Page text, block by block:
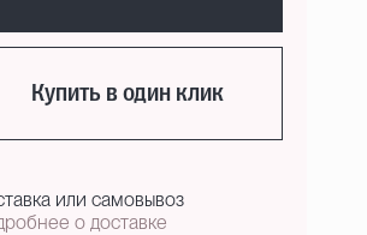
Купить в один клик
или самовывоз
о доставке